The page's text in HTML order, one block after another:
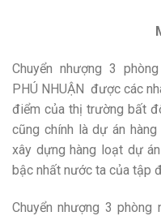
Chuyển nhượng 3
PHÚ NHUẬN được các
điểm của thị trường bất
cũng chính là dự án
xây dựng hàng loạt dự
bậc nhất nước ta của tập
Chuyển nhượng 3 phòng